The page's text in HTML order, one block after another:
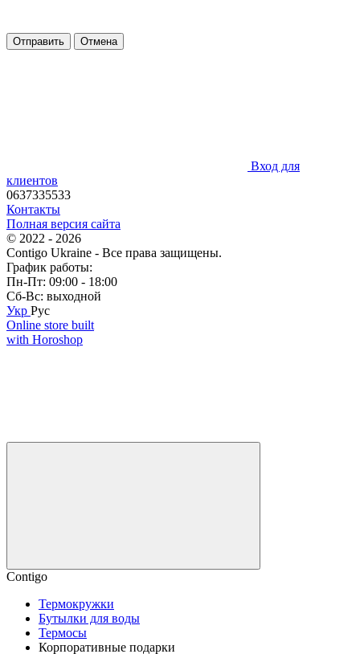
Отправить Отмена
Вход для
клиентов
0637335533
Контакты
Полная версия сайта
© 2022 - 2026
Contigo Ukraine - Все права защищены.
График работы:
Пн-Пт: 09:00 - 18:00
Cб-Вс: выходной
Укр Рус
Online store built
with Horoshop
Contigo
Термокружки
Бутылки для воды
Термосы
Корпоративные подарки